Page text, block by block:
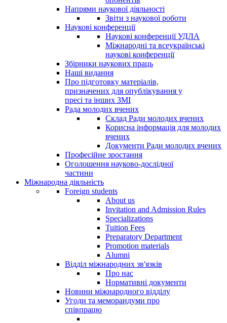
Напрями наукової діяльності
Звіти з наукової роботи
Наукові конференції
Наукові конференції УДЛА
Міжнародні та всеукраїнські
наукові конференції
Збірники наукових праць
Наші видання
Про підготовку матеріалів,
призначених для опублікування у
пресі та інших ЗМІ
Рада молодих вчених
Склад Ради молодих вчених
Корисна інформація для молодих
вчених
Документи Ради молодих вчених
Професійне зростання
Оголошення науково-дослідної
частини
Міжнародна діяльність
Foreign students
About us
Invitation and Admission Rules
Specializations
Tuition Fees
Preparatory Department
Promotion materials
Alumni
Відділ міжнародних зв'язків
Про нас
Нормативні документи
Новини міжнародного відділу
Угоди та меморандуми про
співпрацю